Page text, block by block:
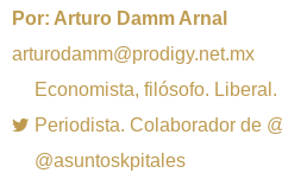
Por: Arturo Damm Arnal
arturodamm@prodigy.net.mx
Economista, filósofo.
Periodista. Colaborador de
@asuntoskpitales